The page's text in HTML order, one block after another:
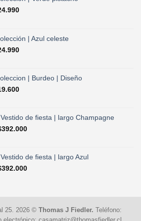
El
es:
$24.990.
| Azul celeste
El
es:
$24.990.
| Burdeo | Diseño
El
es:de fiesta | largo Champagne
392.000El
es:
$392.000.
de fiesta | largo Azul
392.000El
25. 2026 © Thomas J Fiedler. Teléfono: